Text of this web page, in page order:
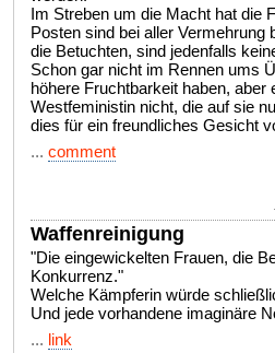
Im Streben um die Macht hat die
Posten sind bei aller Vermehrung
die Betuchten, sind jedenfalls
Schon gar nicht im Rennen ums
höhere Fruchtbarkeit haben,
Westfeministin nicht, die auf sie
dies für ein freundliches Gesicht
... comment
Waffenreinigung
"Die eingewickelten Frauen, die
Konkurrenz."
Welche Kämpferin würde
Und jede vorhandene imaginäre
... link